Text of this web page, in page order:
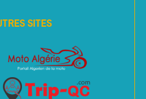
SITES